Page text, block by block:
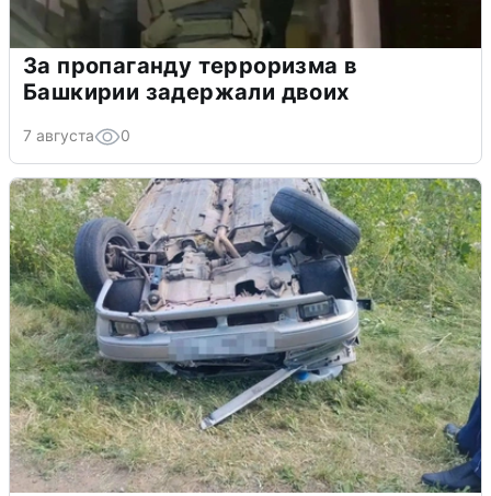
За пропаганду терроризма в
Башкирии задержали двоих
7 августа 0